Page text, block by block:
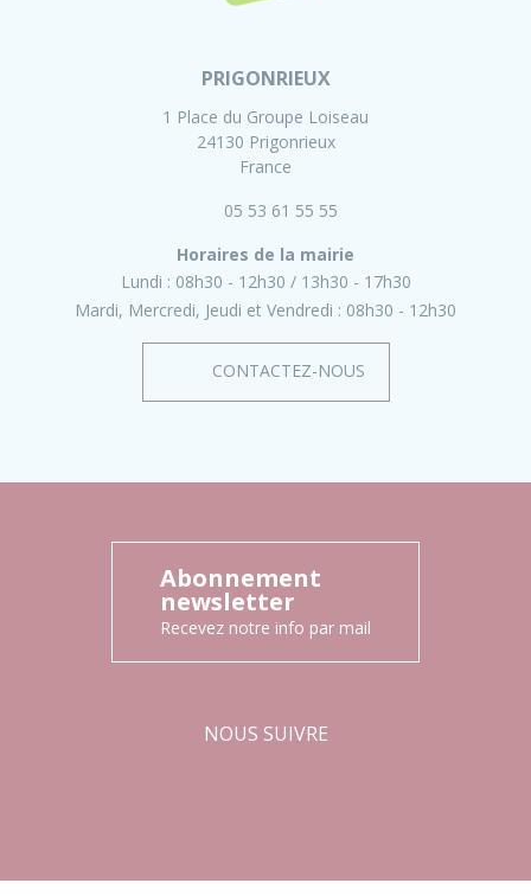
PRIGONRIEUX
1 Place du Groupe Loiseau
24130 Prigonrieux
France
05 53 61 55 55
Horaires de la mairie
Lundi : 08h30 - 12h30
13h30 - 17h30
Mardi, Mercredi, Jeudi et Vendredi : 08h30 - 12h30
CONTACTEZ-NOUS
Abonnement
newsletter
Recevez notre info par mail
NOUS SUIVRE